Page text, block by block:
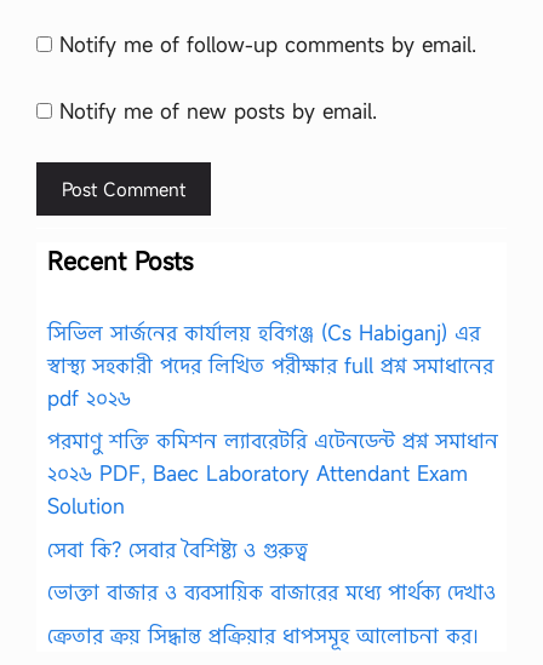
Notify me of follow-up comments by email.
Notify me of new posts by email.
Recent Posts
সিভিল সার্জনের কার্যালয় হবিগঞ্জ (Cs Habiganj) এর
স্বাস্থ্য সহকারী পদের লিখিত পরীক্ষার full প্রশ্ন সমাধানের
pdf ২০২৬
পরমাণু শক্তি কমিশন ল্যাবরেটরি এটেনডেন্ট প্রশ্ন সমাধান
২০২৬ PDF, Baec Laboratory Attendant Exam
Solution
সেবা কি? সেবার বৈশিষ্ট্য ও গুরুত্ব
ভোক্তা বাজার ও ব্যবসায়িক বাজারের মধ্যে পার্থক্য দেখাও
ক্রেতার ক্রয় সিদ্ধান্ত প্রক্রিয়ার ধাপসমূহ আলোচনা কর।